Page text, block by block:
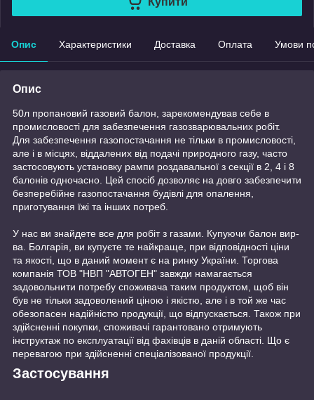
Опис Характеристики Доставка Оплата Умови
Опис
50л пропановий газовий балон, зарекомендував себе в
промисловості для забезпечення газозварювальних робіт.
Для забезпечення газопостачання не тільки в промисловості,
але і в місцях, віддалених від подачі природного газу, часто
застосовують установку рампи роздавальної з секції в 2, 4 і 8
балонів одночасно. Цей спосіб дозволяє на довго забезпечити
безперебійне газопостачання будівлі для опалення,
приготування їжі та інших потреб.
У нас ви знайдете все для робіт з газами. Купуючи балон вир-
ва. Болгарія, ви купуєте те найкраще, при відповідності ціни
та якості, що в даний момент є на ринку України. Торгова
компанія ТОВ "НВП "АВТОГЕН" завжди намагається
задовольнити потребу споживача таким продуктом, щоб він
був не тільки задоволений ціною і якістю, але і в той же час
обезопасен надійністю продукції, що відпускається. Також при
здійсненні покупки, споживачі гарантовано отримують
інструктаж по експлуатації від фахівців в даній області. Що є
перевагою при здійсненні спеціалізованої продукції.
Застосування